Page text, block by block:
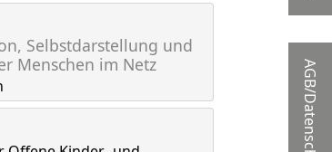
AGB/Datenschutz
Selbstdarstellung und
Menschen im Netz